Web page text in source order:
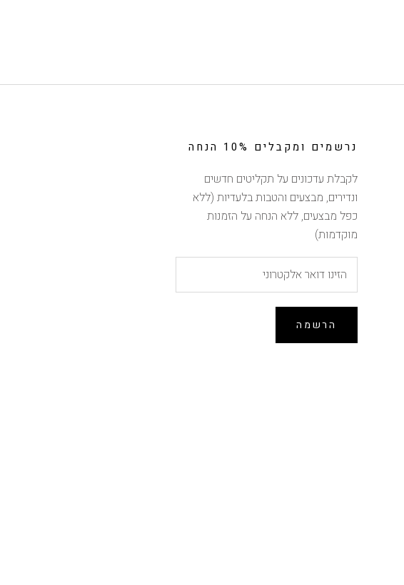
נרשמים ומקבלים 10% הנחה
לקבלת עדכונים על תקליטים חדשים
ונדירים, מבצעים והטבות בלעדיות (ללא
כפל מבצעים, ללא הנחה על הזמנות
מוקדמות)
הרשמה